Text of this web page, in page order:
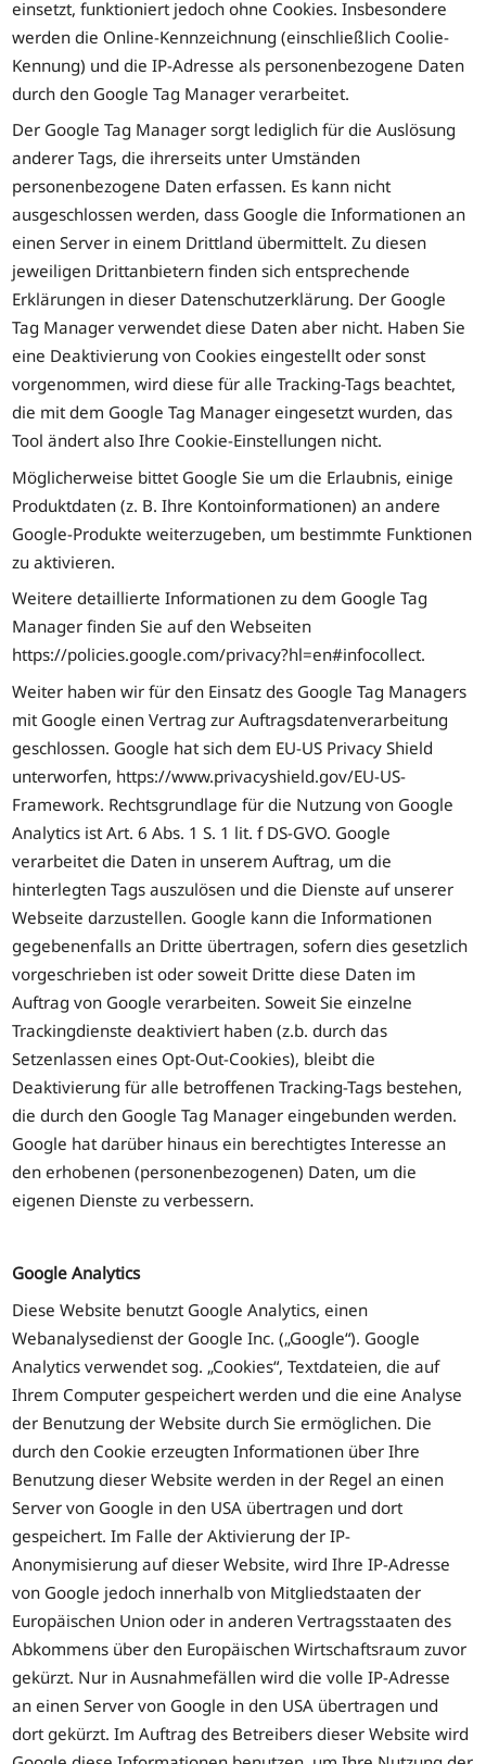
einsetzt, funktioniert jedoch ohne Cookies. Insbesondere
werden die Online-Kennzeichnung (einschließlich Coolie-
Kennung) und die IP-Adresse als personenbezogene Daten
durch den Google Tag Manager verarbeitet.
Der Google Tag Manager sorgt lediglich für die Auslösung
anderer Tags, die ihrerseits unter Umständen
personenbezogene Daten erfassen. Es kann nicht
ausgeschlossen werden, dass Google die Informationen an
einen Server in einem Drittland übermittelt. Zu diesen
jeweiligen Drittanbietern finden sich entsprechende
Erklärungen in dieser Datenschutzerklärung. Der Google
Tag Manager verwendet diese Daten aber nicht. Haben Sie
eine Deaktivierung von Cookies eingestellt oder sonst
vorgenommen, wird diese für alle Tracking-Tags beachtet,
die mit dem Google Tag Manager eingesetzt wurden, das
Tool ändert also Ihre Cookie-Einstellungen nicht.
Möglicherweise bittet Google Sie um die Erlaubnis, einige
Produktdaten (z. B. Ihre Kontoinformationen) an andere
Google-Produkte weiterzugeben, um bestimmte Funktionen
zu aktivieren.
Weitere detaillierte Informationen zu dem Google Tag
Manager finden Sie auf den Webseiten
https://policies.google.com/privacy?hl=en#infocollect.
Weiter haben wir für den Einsatz des Google Tag Managers
mit Google einen Vertrag zur Auftragsdatenverarbeitung
geschlossen. Google hat sich dem EU-US Privacy Shield
unterworfen, https://www.privacyshield.gov/EU-US-
Framework. Rechtsgrundlage für die Nutzung von Google
Analytics ist Art. 6 Abs. 1 S. 1 lit. f DS-GVO. Google
verarbeitet die Daten in unserem Auftrag, um die
hinterlegten Tags auszulösen und die Dienste auf unserer
Webseite darzustellen. Google kann die Informationen
gegebenenfalls an Dritte übertragen, sofern dies gesetzlich
vorgeschrieben ist oder soweit Dritte diese Daten im
Auftrag von Google verarbeiten. Soweit Sie einzelne
Trackingdienste deaktiviert haben (z.b. durch das
Setzenlassen eines Opt-Out-Cookies), bleibt die
Deaktivierung für alle betroffenen Tracking-Tags bestehen,
die durch den Google Tag Manager eingebunden werden.
Google hat darüber hinaus ein berechtigtes Interesse an
den erhobenen (personenbezogenen) Daten, um die
eigenen Dienste zu verbessern.
Google Analytics
Diese Website benutzt Google Analytics, einen
Webanalysedienst der Google Inc. („Google“). Google
Analytics verwendet sog. „Cookies“, Textdateien, die auf
Ihrem Computer gespeichert werden und die eine Analyse
der Benutzung der Website durch Sie ermöglichen. Die
durch den Cookie erzeugten Informationen über Ihre
Benutzung dieser Website werden in der Regel an einen
Server von Google in den USA übertragen und dort
gespeichert. Im Falle der Aktivierung der IP-
Anonymisierung auf dieser Website, wird Ihre IP-Adresse
von Google jedoch innerhalb von Mitgliedstaaten der
Europäischen Union oder in anderen Vertragsstaaten des
Abkommens über den Europäischen Wirtschaftsraum zuvor
gekürzt. Nur in Ausnahmefällen wird die volle IP-Adresse
an einen Server von Google in den USA übertragen und
dort gekürzt. Im Auftrag des Betreibers dieser Website wird